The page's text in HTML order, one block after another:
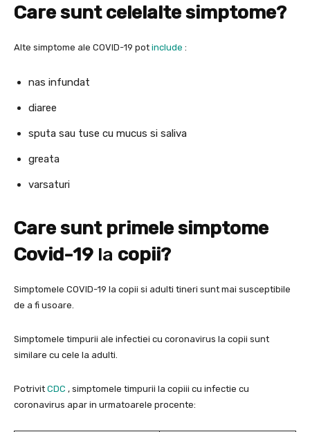
Care sunt celelalte simptome?
Alte simptome ale COVID-19 pot include :
nas infundat
diaree
sputa sau tuse cu mucus si saliva
greata
varsaturi
Care sunt primele simptome
Covid-19 la copii?
Simptomele COVID-19 la copii si adulti tineri sunt mai susceptibile
de a fi usoare.
Simptomele timpurii ale infectiei cu coronavirus la copii sunt
similare cu cele la adulti.
Potrivit CDC , simptomele timpurii la copiii cu infectie cu
coronavirus apar in urmatoarele procente: